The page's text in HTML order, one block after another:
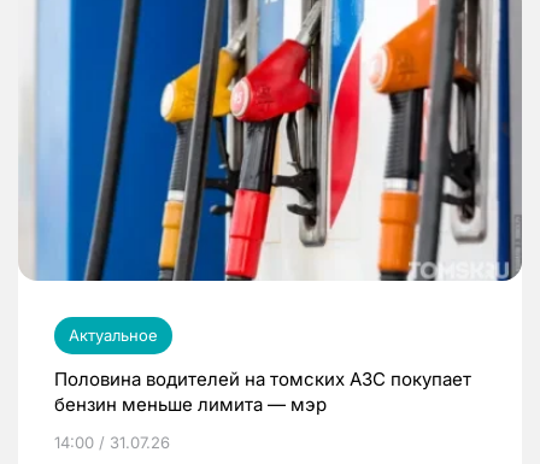
Актуальное
Половина водителей на томских АЗС покупает
бензин меньше лимита — мэр
14:00 / 31.07.26